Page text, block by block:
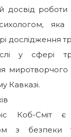
досвід
дослідження
у сфері
миротворчого
Кавказі.
Коб-Сміт є
з безпеки